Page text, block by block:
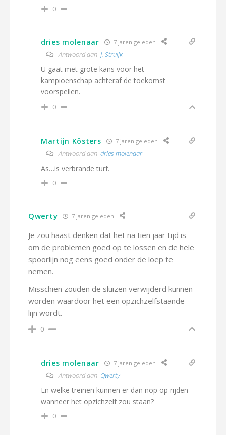
0
dries molenaar 7 jaren geleden
Antwoord aan J. Struijk
U gaat met grote kans voor het
kampioenschap achteraf de toekomst
voorspellen.
0
Martijn Kösters 7 jaren geleden
Antwoord aan dries molenaar
As…is verbrande turf.
0
Qwerty 7 jaren geleden
Je zou haast denken dat het na tien jaar tijd is
om de problemen goed op te lossen en de hele
spoorlijn nog eens goed onder de loep te
nemen.
Misschien zouden de sluizen verwijderd kunnen
worden waardoor het een opzichzelfstaande
lijn wordt.
0
dries molenaar 7 jaren geleden
Antwoord aan Qwerty
En welke treinen kunnen er dan nop op rijden
wanneer het opzichzelf zou staan?
0